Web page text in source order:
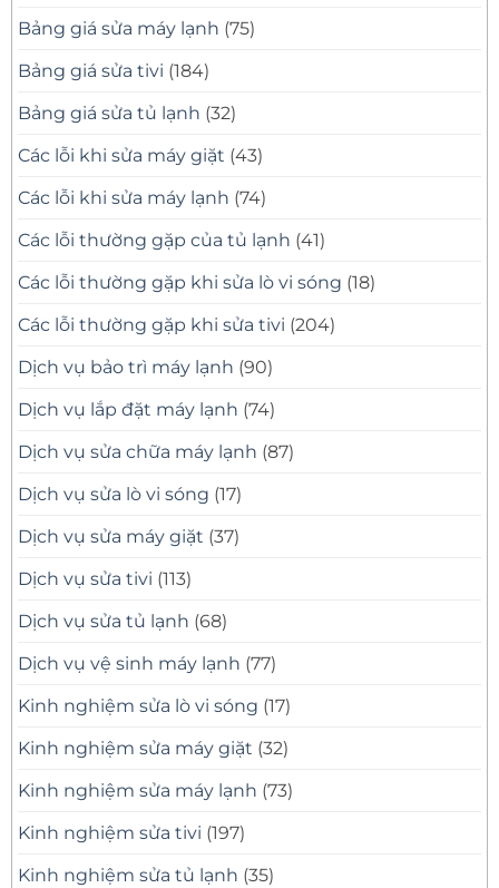
30
Phút
8
Chuyên
Bảng giá sửa máy lạnh (75)
Bảng giá sửa tivi (184)
Bảng giá sửa tủ lạnh (32)
Các lỗi khi sửa máy giặt (43)
Các lỗi khi sửa máy lạnh (74)
Các lỗi thường gặp của tủ lạnh (41)
Các lỗi thường gặp khi sửa lò vi sóng (18)
Các lỗi thường gặp khi sửa tivi (204)
Dịch vụ bảo trì máy lạnh (90)
Dịch vụ lắp đặt máy lạnh (74)
Dịch vụ sửa chữa máy lạnh (87)
Dịch vụ sửa lò vi sóng (17)
Dịch vụ sửa máy giặt (37)
Dịch vụ sửa tivi (113)
Dịch vụ sửa tủ lạnh (68)
Dịch vụ vệ sinh máy lạnh (77)
Kinh nghiệm sửa lò vi sóng (17)
Kinh nghiệm sửa máy giặt (32)
Kinh nghiệm sửa máy lạnh (73)
Kinh nghiệm sửa tivi (197)
Kinh nghiệm sửa tủ lạnh (35)